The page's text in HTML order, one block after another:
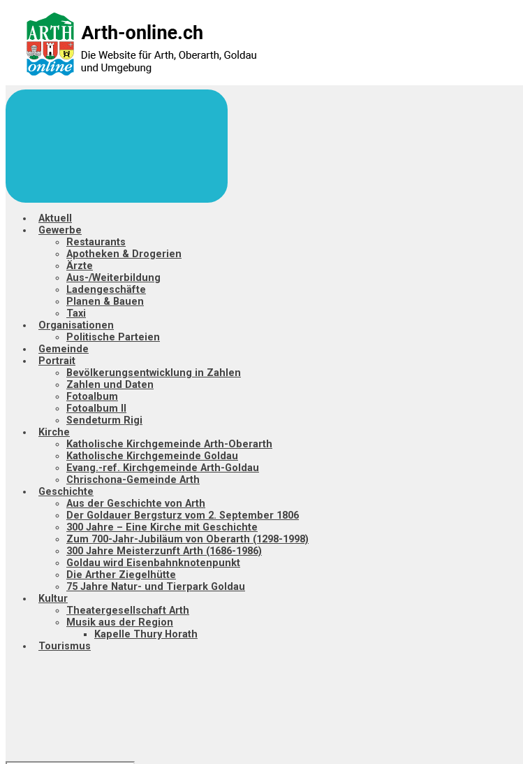
Hauptinhalt
springen
Aktuell
Gewerbe
Restaurants
Apotheken & Drogerien
Ärzte
Aus-/Weiterbildung
Ladengeschäfte
Planen & Bauen
Taxi
Organisationen
Politische Parteien
Gemeinde
Portrait
Bevölkerungsentwicklung in Zahlen
Zahlen und Daten
Fotoalbum
Fotoalbum II
Sendeturm Rigi
Kirche
Katholische Kirchgemeinde Arth-Oberarth
Katholische Kirchgemeinde Goldau
Evang.-ref. Kirchgemeinde Arth-Goldau
Chrischona-Gemeinde Arth
Geschichte
Aus der Geschichte von Arth
Der Goldauer Bergsturz vom 2. September 1806
300 Jahre – Eine Kirche mit Geschichte
Zum 700-Jahr-Jubiläum von Oberarth (1298-1998)
300 Jahre Meisterzunft Arth (1686-1986)
Goldau wird Eisenbahnknotenpunkt
Die Arther Ziegelhütte
75 Jahre Natur- und Tierpark Goldau
Kultur
Theatergesellschaft Arth
Musik aus der Region
Kapelle Thury Horath
Tourismus